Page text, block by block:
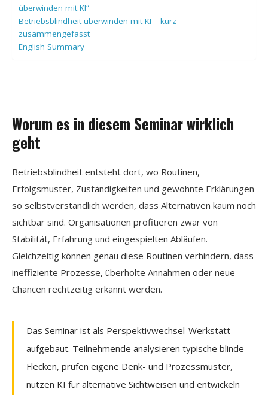
überwinden mit KI“
Betriebsblindheit überwinden mit KI – kurz
zusammengefasst
English Summary
Worum es in diesem Seminar wirklich
geht
Betriebsblindheit entsteht dort, wo Routinen,
Erfolgsmuster, Zuständigkeiten und gewohnte Erklärungen
so selbstverständlich werden, dass Alternativen kaum noch
sichtbar sind. Organisationen profitieren zwar von
Stabilität, Erfahrung und eingespielten Abläufen.
Gleichzeitig können genau diese Routinen verhindern, dass
ineffiziente Prozesse, überholte Annahmen oder neue
Chancen rechtzeitig erkannt werden.
Das Seminar ist als Perspektivwechsel-Werkstatt
aufgebaut. Teilnehmende analysieren typische blinde
Flecken, prüfen eigene Denk- und Prozessmuster,
nutzen KI für alternative Sichtweisen und entwickeln